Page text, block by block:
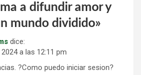
a difundir amor y
mundo dividido»
dice:
a las 12:11 pm
?Como puedo iniciar sesion?